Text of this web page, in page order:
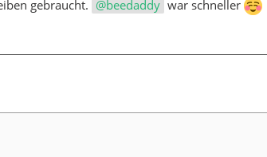
gebraucht.
beedaddy war schneller